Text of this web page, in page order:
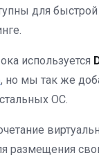
для быстрой
используется
, но мы так же
ОС.
размещения